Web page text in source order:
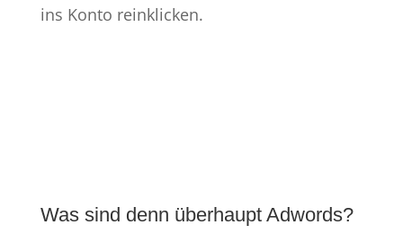
ins Konto reinklicken.
Was sind denn überhaupt Adwords?